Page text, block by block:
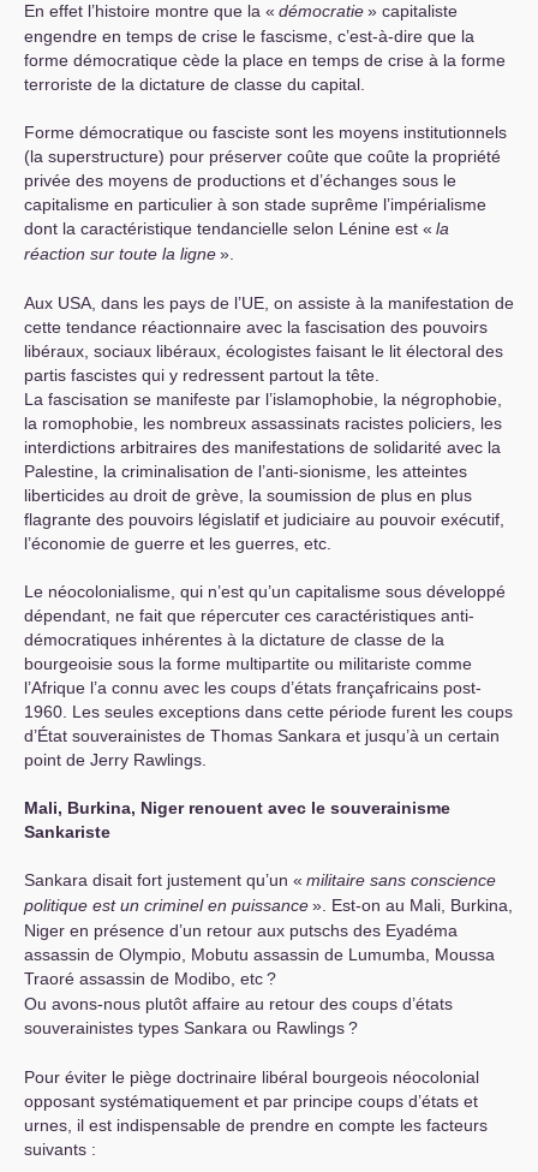
En effet l’histoire montre que la « démocratie» capitaliste
engendre en temps de crise le fascisme, c’est-à-dire que la
forme démocratique cède la place en temps de crise à la forme
terroriste de la dictature de classe du capital.
Forme démocratique ou fasciste sont les moyens institutionnels
(la superstructure) pour préserver coûte que coûte la propriété
privée des moyens de productions et d’échanges sous le
capitalisme en particulier à son stade suprême l’impérialisme
dont la caractéristique tendancielle selon Lénine est « la
réaction sur toute la ligne».
Aux USA , dans les pays de l’UE , on assiste à la manifestation de
cette tendance réactionnaire avec la fascisation des pouvoirs
libéraux, sociaux libéraux, écologistes faisant le lit électoral des
partis fascistes qui y redressent partout la tête.
La fascisation se manifeste par l’islamophobie, la négrophobie,
la romophobie, les nombreux assassinats racistes policiers, les
interdictions arbitraires des manifestations de solidarité avec la
Palestine, la criminalisation de l’anti-sionisme, les atteintes
liberticides au droit de grève, la soumission de plus en plus
flagrante des pouvoirs législatif et judiciaire au pouvoir exécutif,
l’économie de guerre et les guerres, etc.
Le néocolonialisme, qui n’est qu’un capitalisme sous développé
dépendant, ne fait que répercuter ces caractéristiques anti-
démocratiques inhérentes à la dictature de classe de la
bourgeoisie sous la forme multipartite ou militariste comme
l’Afrique l’a connu avec les coups d’états françafricains post-
1960. Les seules exceptions dans cette période furent les coups
d’État souverainistes de Thomas Sankara et jusqu’à un certain
point de Jerry Rawlings.
Mali, Burkina, Niger renouent avec le souverainisme
Sankariste
Sankara disait fort justement qu’un « militaire sans conscience
politique est un criminel en puissance». Est-on au Mali, Burkina,
Niger en présence d’un retour aux putschs des Eyadéma
assassin de Olympio, Mobutu assassin de Lumumba, Moussa
Traoré assassin de Modibo, etc?
Ou avons-nous plutôt affaire au retour des coups d’états
souverainistes types Sankara ou Rawlings?
Pour éviter le piège doctrinaire libéral bourgeois néocolonial
opposant systématiquement et par principe coups d’états et
urnes, il est indispensable de prendre en compte les facteurs
suivants :